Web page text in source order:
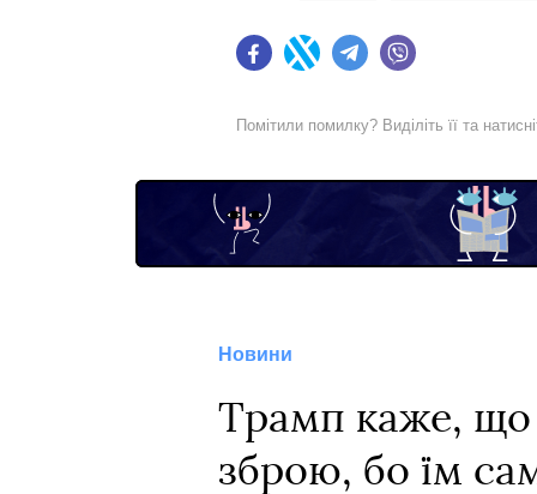
FacebookTwitter Telegram
Помітили помилку? Виділіть її та
Новини
Трамп каже, що
зброю, бо їм